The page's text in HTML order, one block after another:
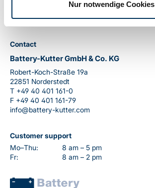
Nur notwendige Cookies
Contact
Battery-Kutter GmbH & Co. KG
Robert-Koch-Straße 19a
22851 Norderstedt
T +49 40 401 161-0
F +49 40 401 161-79
info@battery-kutter.com
Customer support
Mo–Thu:
8 am – 5 pm
Fr:
8 am – 2 pm